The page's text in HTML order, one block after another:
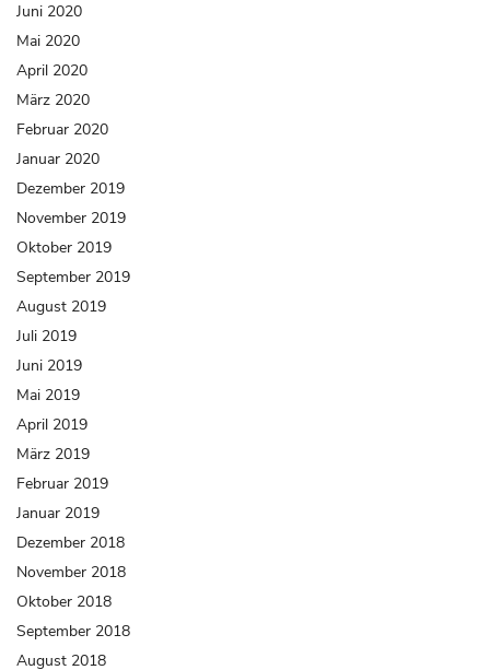
Juni 2020
Mai 2020
April 2020
März 2020
Februar 2020
Januar 2020
Dezember 2019
November 2019
Oktober 2019
September 2019
August 2019
Juli 2019
Juni 2019
Mai 2019
April 2019
März 2019
Februar 2019
Januar 2019
Dezember 2018
November 2018
Oktober 2018
September 2018
August 2018